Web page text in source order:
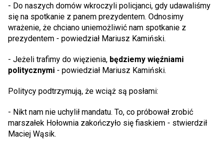
- Do naszych domów wkroczyli policjanci, gdy udawaliśmy
się na spotkanie z panem prezydentem. Odnosimy
wrażenie, że chciano uniemożliwić nam spotkanie z
prezydentem - powiedział Mariusz Kamiński.
- Jeżeli trafimy do więzienia, będziemy więźniami
politycznymi - powiedział Mariusz Kamiński.
Politycy podtrzymują, że wciąż są posłami:
- Nikt nam nie uchylił mandatu. To, co próbował zrobić
marszałek Hołownia zakończyło się fiaskiem - stwierdził
Maciej Wąsik.